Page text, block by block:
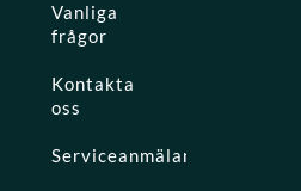
Vanliga
frågor
Kontakta
oss
Serviceanmälan